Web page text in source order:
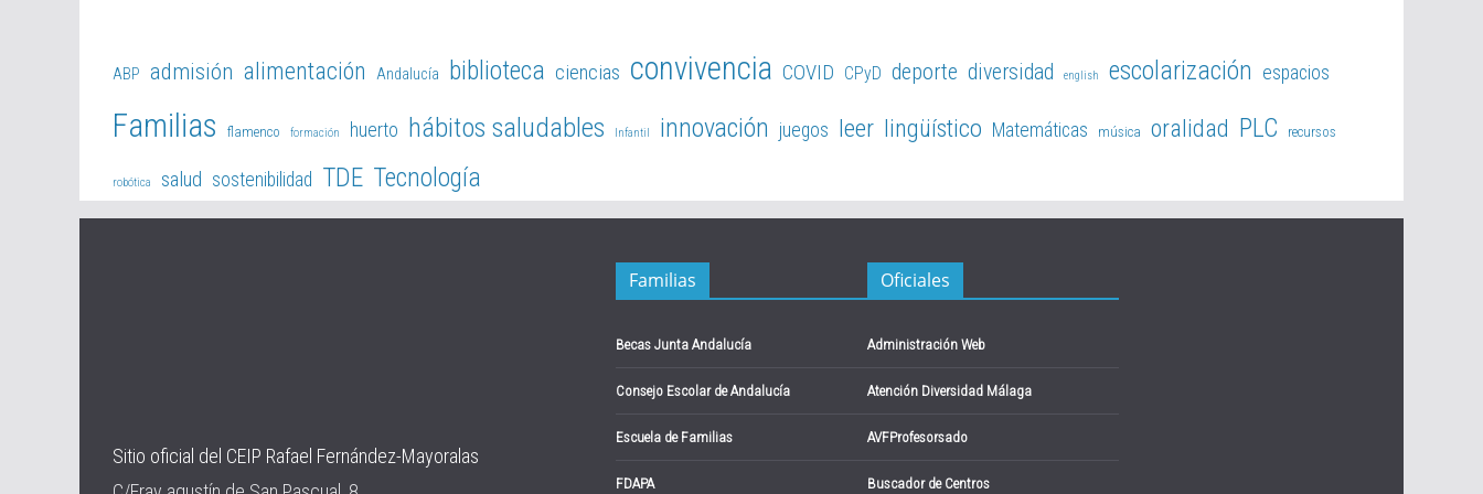
ABP admisión alimentación Andalucía biblioteca ciencias convivencia COVID CPyD deporte diversidad english escolarización espacios
Familias flamenco formación huerto hábitos saludables Infantil innovación juegos leer lingüístico Matemáticas música oralidad PLC recursos
robótica salud sostenibilidad TDE Tecnología
Sitio oficial del CEIP Rafael Fernández-Mayoralas
Familias
Becas Junta Andalucía
Consejo Escolar de Andalucía
Escuela de Familias
FDAPA
Oficiales
Administración Web
Atención Diversidad Málaga
AVFProfesorsado
Buscador de Centros